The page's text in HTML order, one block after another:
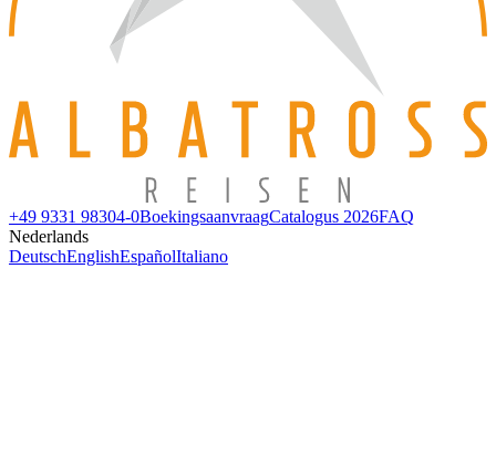
+49 9331 98304-0BoekingsaanvraagCatalogus 2026FAQ
Nederlands
DeutschEnglishEspañolItaliano